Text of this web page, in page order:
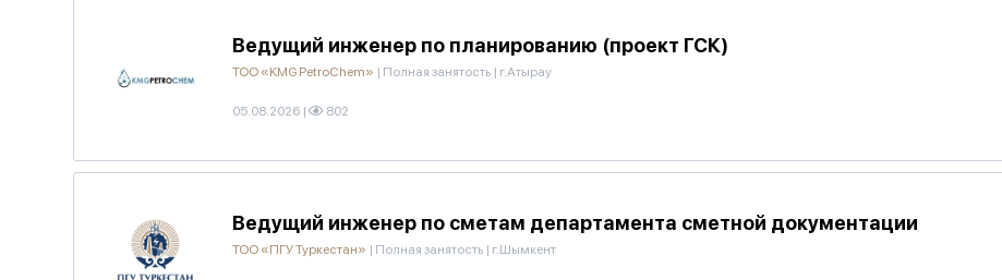
Ведущий инженер по планированию (проект ГСК)
ТОО «KMG PetroChem» | Полная занятость | г.Атырау
05.08.2026 | 802
Ведущий инженер по сметам департамента сметной документации
ТОО «ПГУ Туркестан» | Полная занятость | г.Шымкент